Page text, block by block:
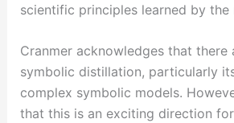
scientific principles learned by the
Cranmer acknowledges that there
symbolic distillation, particularly
complex symbolic models.
that this is an exciting direction